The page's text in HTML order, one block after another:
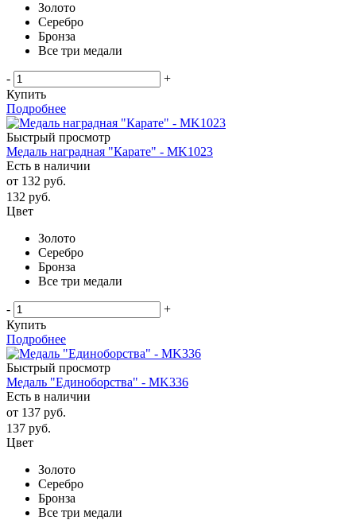
Золото
Серебро
Бронза
Все три медали
-
+
Купить
Подробнее
Быстрый просмотр
Медаль наградная "Карате" - MK1023
Есть в наличии
от 132 руб.
132 руб.
Цвет
Золото
Серебро
Бронза
Все три медали
-
+
Купить
Подробнее
Быстрый просмотр
Медаль "Единоборства" - MK336
Есть в наличии
от 137 руб.
137 руб.
Цвет
Золото
Серебро
Бронза
Все три медали